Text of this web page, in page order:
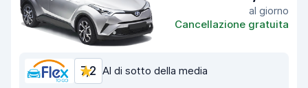
al giorno
Cancellazione gratuita
7,2 Al di sotto della media